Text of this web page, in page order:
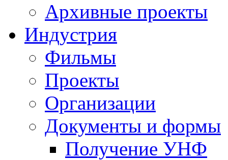
Архивные проекты
Индустрия
Фильмы
Проекты
Организации
Документы и формы
Получение УНФ